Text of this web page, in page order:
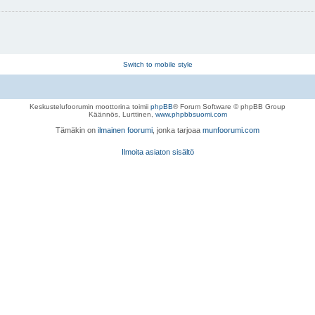
Switch to mobile style
Keskustelufoorumin moottorina toimii phpBB® Forum Software © phpBB Group
Käännös, Lurttinen, www.phpbbsuomi.com
Tämäkin on ilmainen foorumi , jonka tarjoaa munfoorumi.com
Ilmoita asiaton sisältö